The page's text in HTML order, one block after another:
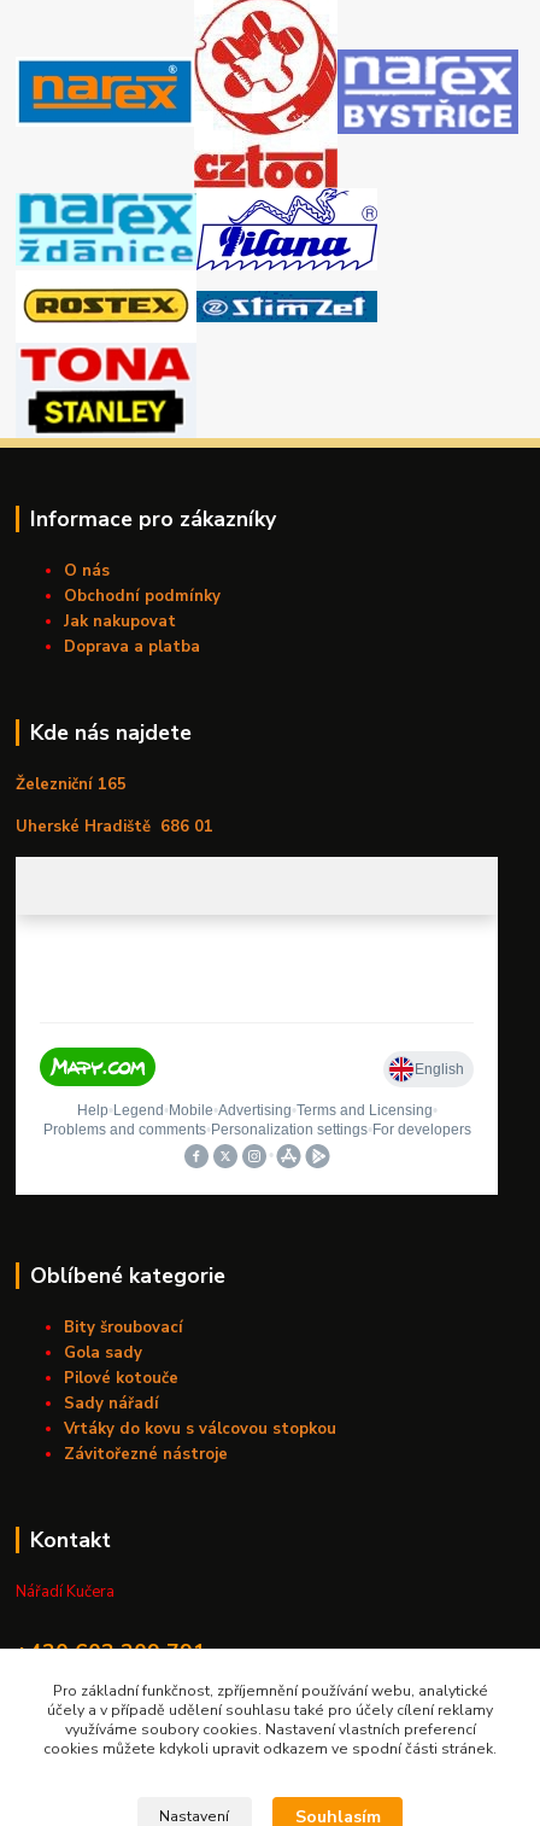
Informace pro zákazníky
O nás
Obchodní podmínky
Jak nakupovat
Doprava a platba
Kde nás najdete
Železniční 165
Uherské Hradiště 686 01
Oblíbené kategorie
Bity šroubovací
Gola sady
Pilové kotouče
Sady nářadí
Vrtáky do kovu s válcovou stopkou
Závitořezné nástroje
Kontakt
Nářadí Kučera
+420 603 209 791
info@naradikucera.cz
Pro základní funkčnost, zpříjemnění používání webu, analytické
účely a v případě udělení souhlasu také pro účely cílení reklamy
využíváme soubory cookies. Nastavení vlastních preferencí
cookies můžete kdykoli upravit odkazem ve spodní části stránek.
Nastavení Souhlasím